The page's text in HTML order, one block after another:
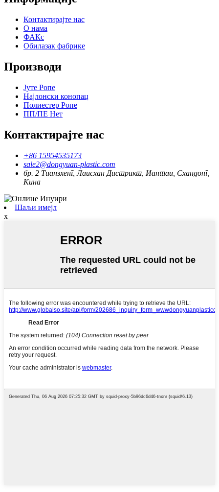
Контактирајте нас
О нама
ФАКс
Обилазак фабрике
Производи
Јуте Ропе
Најлонски конопац
Полиестер Ропе
ПП/ПЕ Нет
Контактирајте нас
+86 15954535173
sale2@dongyuan-plastic.com
бр. 2 Тианзхенг, Лаисхан Дистрикт, Иантаи, Схандонг,
Кина
Шаљи имејл
x